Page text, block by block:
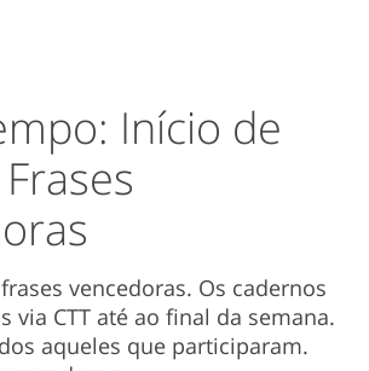
Início de
vencedoras. Os cadernos
via CTT até ao final da semana.
aqueles que participaram.